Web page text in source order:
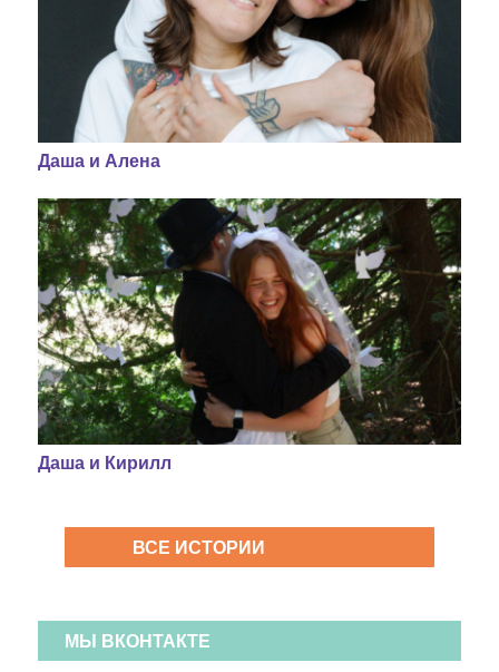
Даша и Алена
Даша и Кирилл
ВСЕ ИСТОРИИ
МЫ ВКОНТАКТЕ